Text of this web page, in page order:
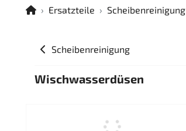
Ersatzteile Scheibenreinigung
Scheibenreinigung
Wischwasserdüsen